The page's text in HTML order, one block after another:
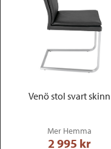
Venö stol svart skinn
Mer Hemma
2 995 kr